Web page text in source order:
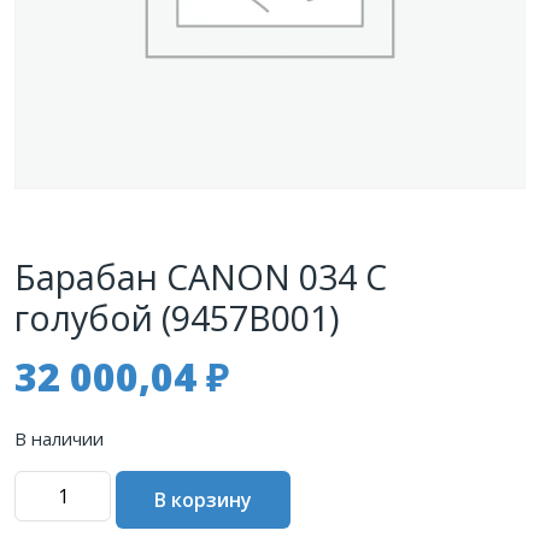
Барабан CANON 034 C
голубой (9457B001)
32 000,04₽
В наличии
Количество
товара
В корзину